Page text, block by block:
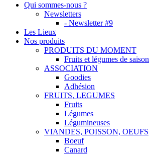
Qui sommes-nous ?
Newsletters
- Newsletter #9
Les Lieux
Nos produits
PRODUITS DU MOMENT
Fruits et légumes de saison
ASSOCIATION
Goodies
Adhésion
FRUITS, LEGUMES
Fruits
Légumes
Légumineuses
VIANDES, POISSON, OEUFS
Boeuf
Canard